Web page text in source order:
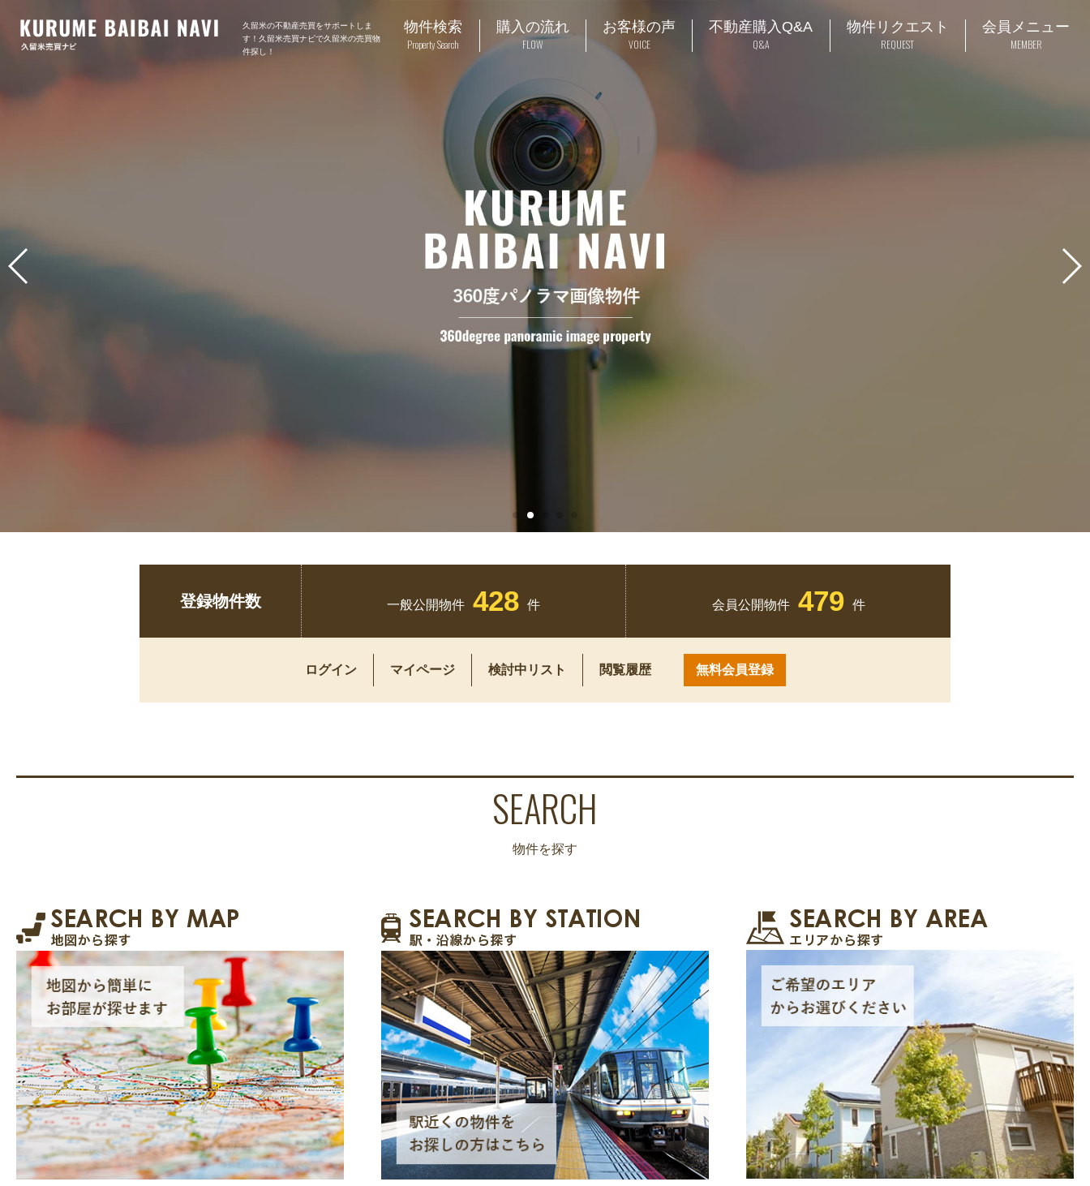
久留米の不動産売買をサポートしま
す！久留米売買ナビで久留米の売買物
件探し！
物件検索
Property Search
購入の流れ
FLOW
お客様の声
VOICE
不動産購入Q&A
Q&A
物件リクエスト
REQUEST
会員メニュー
MEMBER
登録物件数 一般公開物件 428 件 会員公開物件 479 件
ログイン マイページ 検討中リスト 閲覧履歴 無料会員登録
SEARCH
物件を探す